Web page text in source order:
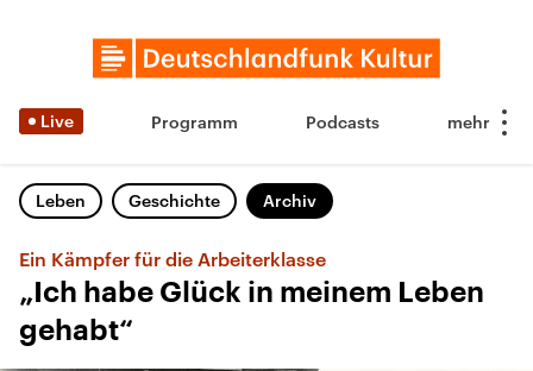
Live Programm Podcasts
Leben Geschichte Archiv
Ein Kämpfer für die Arbeiterklasse
„Ich habe Glück in meinem Leben
gehabt“